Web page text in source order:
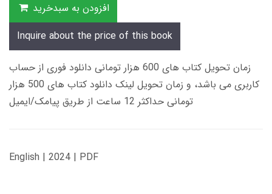
افزودن به سبدخرید
Inquire about the price of this book
زمان تحویل کتاب های 600 هزار تومانی دانلود فوری از حساب
کاربری می باشد، و زمان تحویل لینک دانلود کتاب های 500 هزار
تومانی حداکثر 12 ساعت از طریق پیامک/ایمیل
English | 2024 | PDF